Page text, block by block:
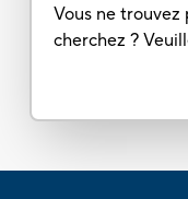
Vous ne trouvez
cherchez ?